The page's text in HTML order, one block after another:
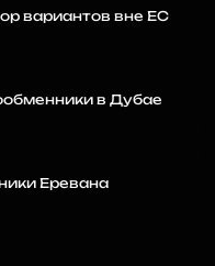
вариантов вне ЕС
в Дубае
Еревана